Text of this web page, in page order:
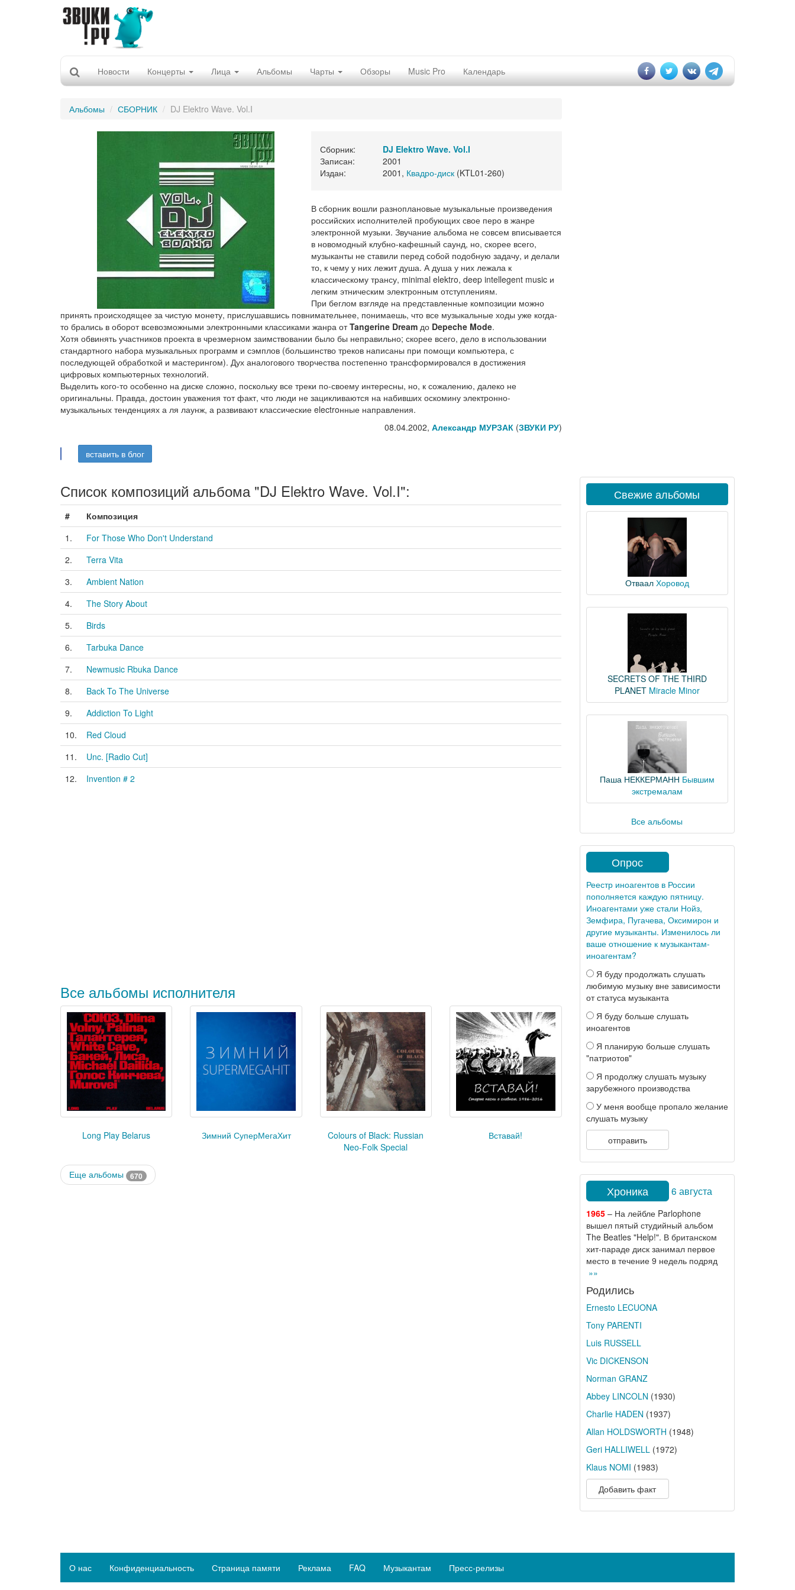
Новости Концерты Лица Альбомы Чарты Обзоры Music Pro Календарь
Альбомы СБОРНИК DJ Elektro Wave. Vol.I
Сборник:
DJ Elektro Wave. Vol.I
Записан:
2001
Издан:
2001, Квадро-диск(KTL01-260)
В сборник вошли разноплановые музыкальные произведения
российских исполнителей пробующих свое перо в жанре
электронной музыки. Звучание альбома не совсем вписывается
в новомодный клубно-кафешный саунд, но, скорее всего,
музыканты не ставили перед собой подобную задачу, и делали
то, к чему у них лежит душа. А душа у них лежала к
классическому трансу, minimal elektro, deep intellegent music и
легким этническим электронным отступлениям.
При беглом взгляде на представленные композиции можно
принять происходящее за чистую монету, прислушавшись повнимательнее, понимаешь, что все музыкальные ходы уже когда-
то брались в оборот всевозможными электронными классиками жанра отTangerine Dream до Depeche Mode.
Хотя обвинять участников проекта в чрезмерном заимствовании было бы неправильно; скорее всего, дело в использовании
стандартного набора музыкальных программ и сэмплов (большинство треков написаны при помощи компьютера, с
последующей обработкой и мастерингом). Дух аналогового творчества постепенно трансформировался в достижения
цифровых компьютерных технологий.
Выделить кого-то особенно на диске сложно, поскольку все треки по-своему интересны, но, к сожалению, далеко не
оригинальны. Правда, достоин уважения тот факт, что люди не зацикливаются на набивших оскомину электронно-
музыкальных тенденциях а ля лаунж, а развивают классические electroнные направления.
08.04.2002, Александр МУРЗАК(ЗВУКИ РУ)
вставить в блог
Список композиций альбома "DJ Elektro Wave. Vol.I":
#
Композиция
1.
For Those Who Don't Understand
2.
Terra Vita
3.
Ambient Nation
4.
The Story About
5.
Birds
6.
Tarbuka Dance
7.
Newmusic Rbuka Dance
8.
Back To The Universe
9.
Addiction To Light
10.
Red Cloud
11.
Unc. [Radio Cut]
12.
Invention # 2
Все альбомы исполнителя
Long Play Belarus Зимний СуперМегаХит
Colours of Black: Russian
Neo-Folk Special
Вставай!
Еще альбомы 670
Свежие альбомы
Отваал Хоровод
SECRETS OF THE THIRD
PLANET Miracle Minor
Паша НЕККЕРМАНН Бывшим
экстремалам
Все альбомы
Опрос
Реестр иноагентов в России
пополняется каждую пятницу.
Иноагентами уже стали Нойз,
Земфира, Пугачева, Оксимирон и
другие музыканты. Изменилось ли
ваше отношение к музыкантам-
иноагентам?
Я буду продолжать слушать
любимую музыку вне зависимости
от статуса музыканта
Я буду больше слушать
иноагентов
Я планирую больше слушать
"патриотов"
Я продолжу слушать музыку
зарубежного производства
У меня вообще пропало желание
слушать музыку
отправить
Хроника 6 августа
1965– На лейбле Parlophone
вышел пятый студийный альбом
The Beatles "Help!". В британском
хит-параде диск занимал первое
место в течение 9 недель подряд
»»
Родились
Ernesto LECUONA
Tony PARENTI
Luis RUSSELL
Vic DICKENSON
Norman GRANZ
Abbey LINCOLN (1930)
Charlie HADEN (1937)
Allan HOLDSWORTH (1948)
Geri HALLIWELL(1972)
Klaus NOMI (1983)
Добавить факт
О нас Конфиденциальность Страница памяти Реклама FAQ Музыкантам Пресс-релизы